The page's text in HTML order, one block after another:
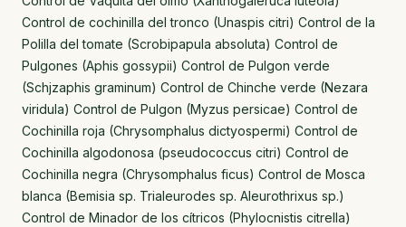
Control de cochinilla del tronco (Unaspis citri) Control de la
Polilla del tomate (Scrobipapula absoluta) Control de
Pulgones (Aphis gossypii) Control de Pulgon verde
(Schjzaphis graminum) Control de Chinche verde (Nezara
viridula) Control de Pulgon (Myzus persicae) Control de
Cochinilla roja (Chrysomphalus dictyospermi) Control de
Cochinilla algodonosa (pseudococcus citri) Control de
Cochinilla negra (Chrysomphalus ficus) Control de Mosca
blanca (Bemisia sp. Trialeurodes sp. Aleurothrixus sp.)
Control de Minador de los cítricos (Phylocnistis citrella)